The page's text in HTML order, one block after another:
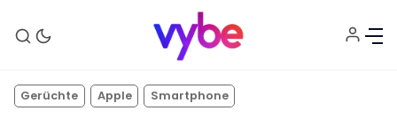
Gerüchte Apple Smartphone